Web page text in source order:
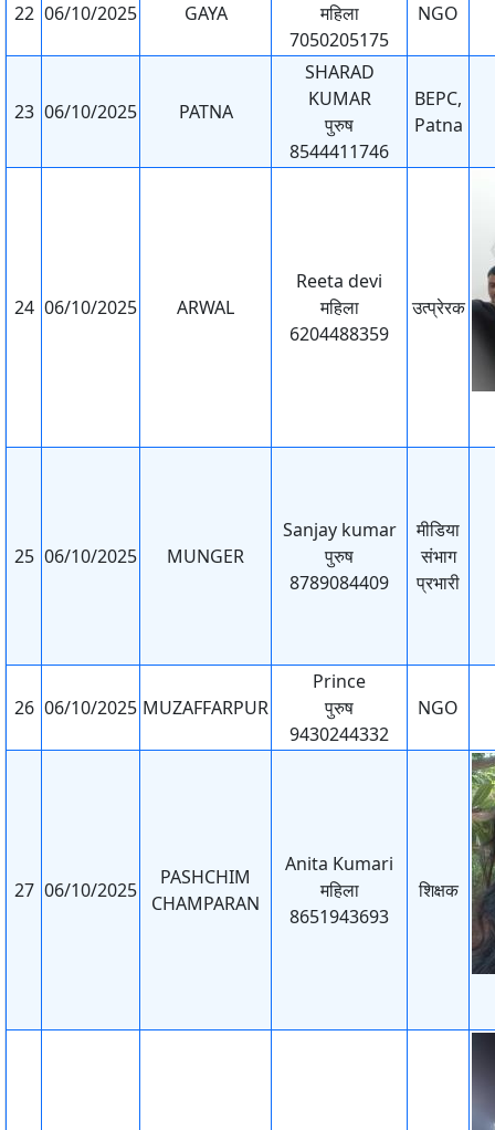
22 06/10/2025 GAYA
महिला
7050205175
NGO
23 06/10/2025 PATNA
SHARAD
KUMAR
पुरुष
8544411746
BEPC,
Patna
24 06/10/2025 ARWAL
Reeta devi
महिला
6204488359
उत्प्रेरक
25 06/10/2025 MUNGER
Sanjay kumar
पुरुष
8789084409
मीडिया
संभाग
प्रभारी
26 06/10/2025 MUZAFFARPUR
Prince
पुरुष
9430244332
NGO
27 06/10/2025
PASHCHIM
CHAMPARAN
Anita Kumari
महिला
8651943693
शिक्षक